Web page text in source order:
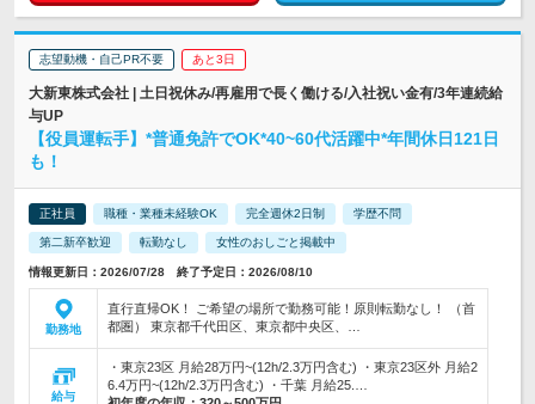
志望動機・自己PR不要 あと3日
大新東株式会社 | 土日祝休み/再雇用で長く働ける/入社祝い金有/3年連続給
与UP
【役員運転手】*普通免許でOK*40~60代活躍中*年間休日121日
も！
正社員 職種・業種未経験OK 完全週休2日制 学歴不問
第二新卒歓迎 転勤なし 女性のおしごと掲載中
情報更新日：2026/07/28 終了予定日：2026/08/10
勤務地
直行直帰OK！ ご希望の場所で勤務可能！原則転勤なし！ （首
都圏） 東京都千代田区、東京都中央区、…
給与
・東京23区 月給28万円~(12h/2.3万円含む) ・東京23区外 月給2
6.4万円~(12h/2.3万円含む) ・千葉 月給25.…